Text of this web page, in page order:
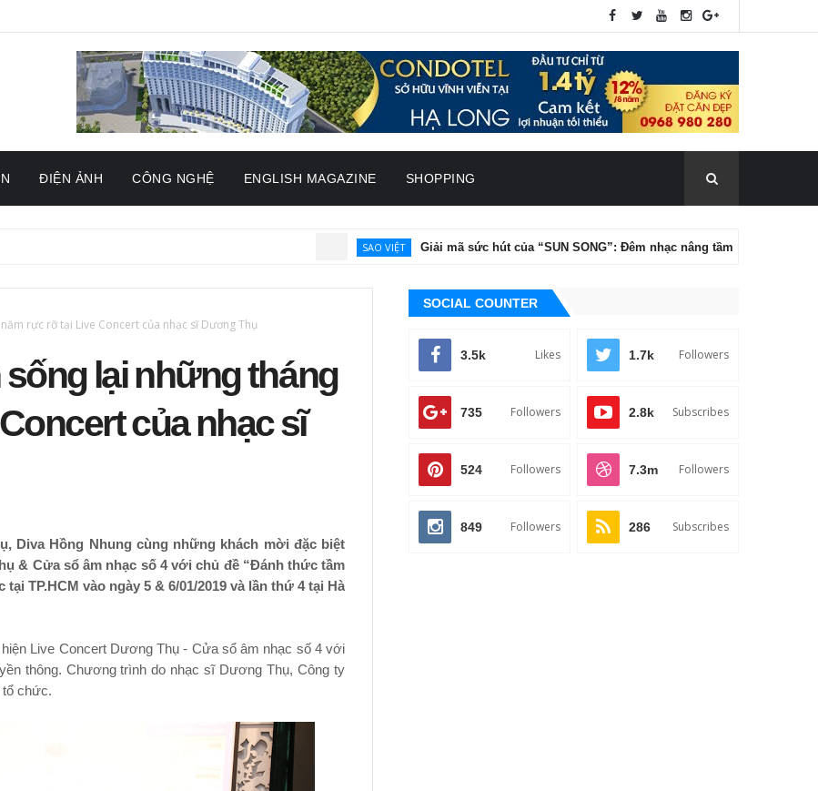
ĐIỆN ẢNH CÔNG NGHỆ ENGLISH MAGAZINE SHOPPING
Giải mã sức hút của “SUN SONG”: Đêm nhạc nâng tầm chân dung nghệ thuật của
rực rỡ tại Live Concert của nhạc sĩ Dương Thụ
lại những tháng
của nhạc sĩ
Diva Hồng Nhung cùng những khách mời đặc biệt
& Cửa sổ âm nhạc số 4 với chủ đề “Đánh thức tầm
TP.HCM vào ngày 5 & 6/01/2019 và lần thứ 4 tại Hà
Live Concert Dương Thụ - Cửa sổ âm nhạc số 4 với
thông. Chương trình do nhạc sĩ Dương Thụ, Công ty
tổ chức.
SOCIAL COUNTER
3.5k Likes 1.7k Followers
735 Followers 2.8k Subscribes
524 Followers 7.3m Followers
849 Followers 286 Subscribes